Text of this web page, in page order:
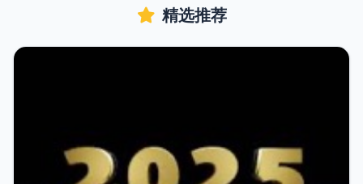
精选推荐